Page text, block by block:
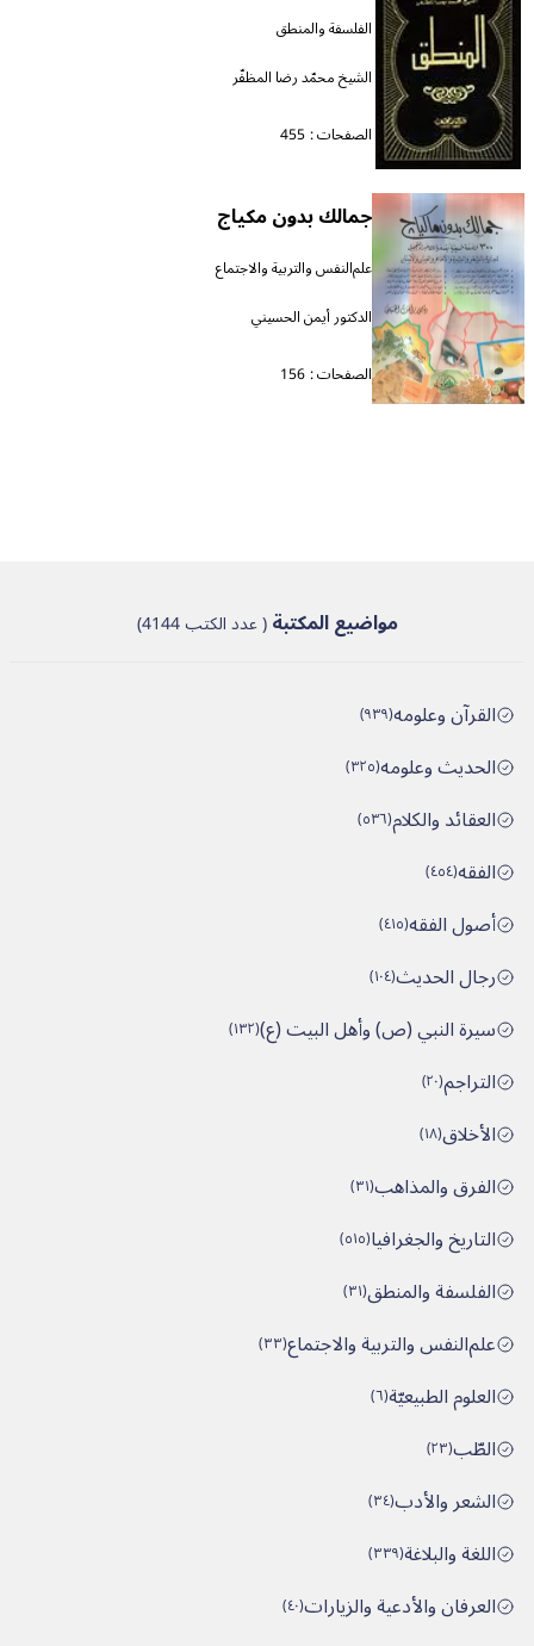
الفلسفة والمنطق
الشيخ محمّد رضا المظفّر
الصفحات : 455
جمالك بدون مكياج
علم‌النفس والتربية والاجتماع
الدكتور أيمن الحسيني
الصفحات : 156
مواضیع المکتبة(عدد الكتب4144
)
القرآن وعلومه(٩٣٩)
الحديث وعلومه(٣٢٥)
العقائد والكلام(٥٣٦)
الفقه(٤٥٤)
أصول الفقه(٤١٥)
رجال الحديث(١٠٤)
سيرة النبي (ص) وأهل البيت (ع)(١٣٢)
التراجم(٢٠)
الأخلاق(١٨)
الفرق والمذاهب(٣١)
التاريخ والجغرافيا(٥١٥)
الفلسفة والمنطق(٣١)
علم‌النفس والتربية والاجتماع(٣٣)
العلوم الطبيعيّة(٦)
الطّب(٢٣)
الشعر والأدب(٣٤)
اللغة والبلاغة(٣٣٩)
العرفان والأدعية والزيارات(٤٠)